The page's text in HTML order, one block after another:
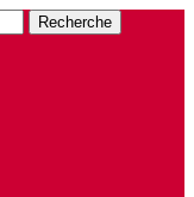
Recherche